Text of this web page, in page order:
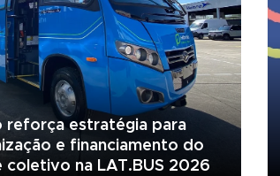
reforça estratégia para
e financiamento do
na LAT.BUS 2026